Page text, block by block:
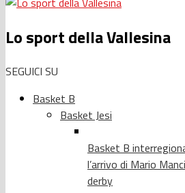
Lo sport della Vallesina
SEGUICI SU
Basket B
Basket Jesi
Basket B
l’arrivo di Mario
derby